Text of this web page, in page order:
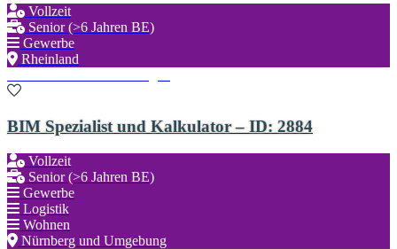
Vollzeit
Senior (>6 Jahren BE)
Gewerbe
Rheinland
BIM Spezialist und Kalkulator – ID: 2884
Vollzeit
Senior (>6 Jahren BE)
Gewerbe
Logistik
Wohnen
Nürnberg und Umgebung